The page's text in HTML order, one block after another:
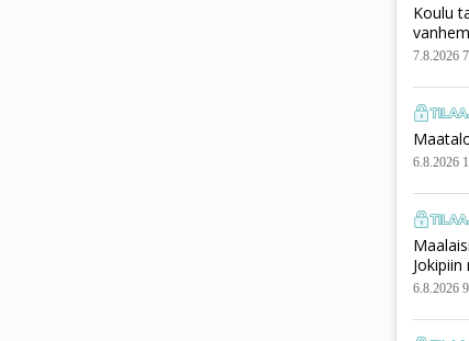
Koulu
7.8.2026
6.8.2026
Jokipiin
6.8.2026